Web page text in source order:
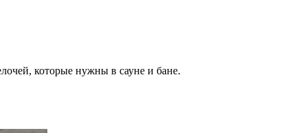
которые нужны в сауне и бане.